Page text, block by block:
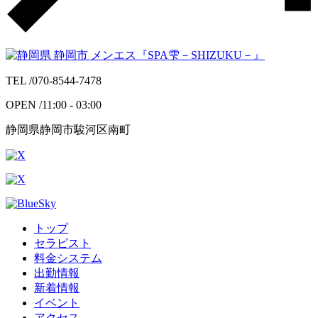
TEL /070-8544-7478
OPEN /11:00 - 03:00
静岡県静岡市駿河区南町
トップ
セラピスト
料金システム
出勤情報
新着情報
イベント